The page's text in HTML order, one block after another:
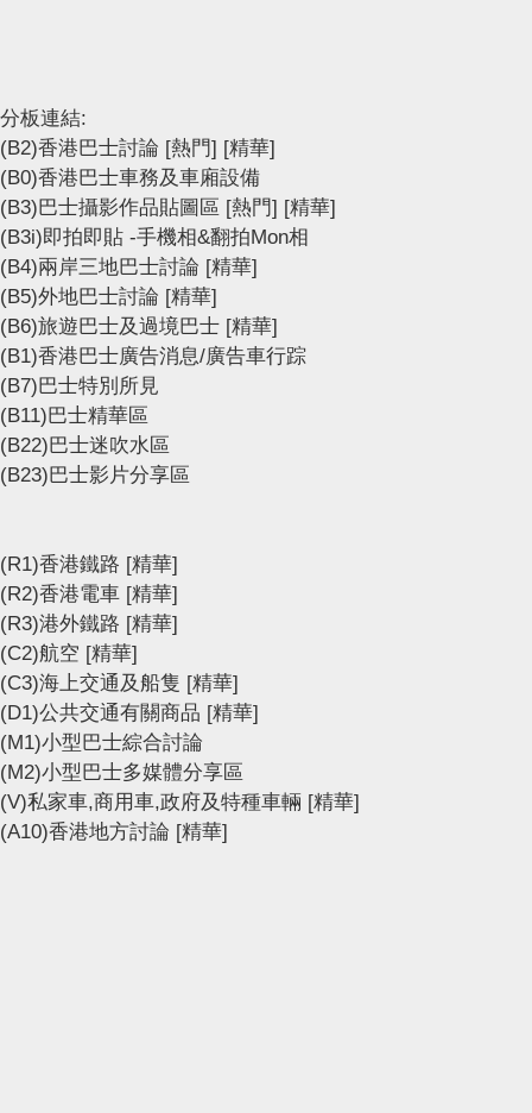
分板連結:
(B2)香港巴士討論 [熱門] [精華]
(B0)香港巴士車務及車廂設備
(B3)巴士攝影作品貼圖區 [熱門] [精華]
(B3i)即拍即貼 -手機相&翻拍Mon相
(B4)兩岸三地巴士討論 [精華]
(B5)外地巴士討論 [精華]
(B6)旅遊巴士及過境巴士 [精華]
(B1)香港巴士廣告消息/廣告車行踪
(B7)巴士特別所見
(B11)巴士精華區
(B22)巴士迷吹水區
(B23)巴士影片分享區
(R1)香港鐵路 [精華]
(R2)香港電車 [精華]
(R3)港外鐵路 [精華]
(C2)航空 [精華]
(C3)海上交通及船隻 [精華]
(D1)公共交通有關商品 [精華]
(M1)小型巴士綜合討論
(M2)小型巴士多媒體分享區
(V)私家車,商用車,政府及特種車輛 [精華]
(A10)香港地方討論 [精華]